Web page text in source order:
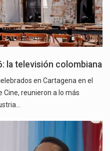
la televisión colombiana
en Cartagena en el
Cine, reunieron a lo más